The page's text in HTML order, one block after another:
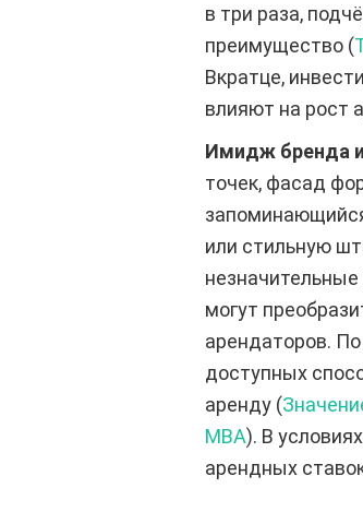
в три раза,
преимущество (
Вкратце,
влияют на рост
Имидж бренда
точек, фасад
или стильную
могут
арендаторов.
доступных
аренду (
MBA). В
арендных